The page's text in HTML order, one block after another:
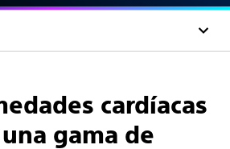
cardíacas
gama de